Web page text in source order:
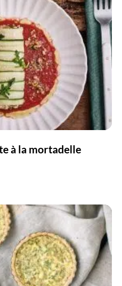
à la mortadelle